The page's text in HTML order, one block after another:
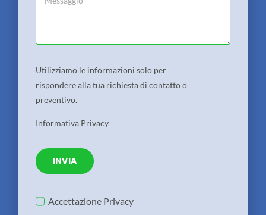
Utilizziamo le informazioni solo per
rispondere alla tua richiesta di contatto o
preventivo.
Informativa Privacy
INVIA
Accettazione Privacy